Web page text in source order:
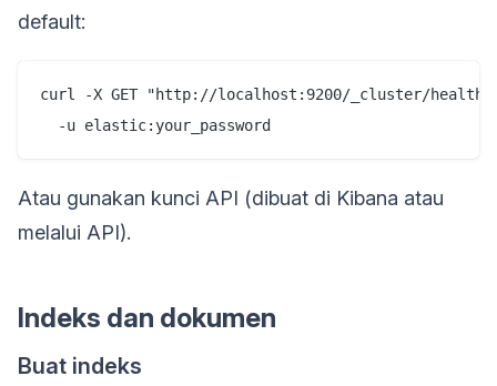
default:
curl -X GET "http://localhost:9200/_cluster/
Atau gunakan kunci API (dibuat di Kibana atau
melalui API).
Indeks dan dokumen
Buat indeks